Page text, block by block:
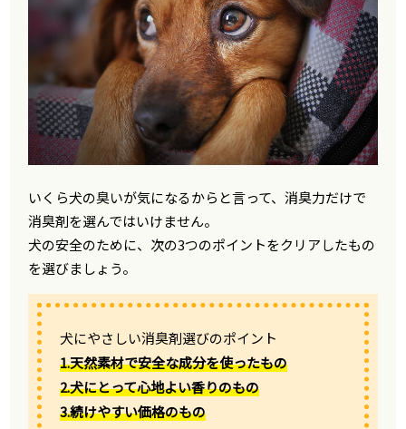
いくら犬の臭いが気になるからと言って、消臭力だけで
消臭剤を選んではいけません。
犬の安全のために、次の3つのポイントをクリアしたもの
を選びましょう。
犬にやさしい消臭剤選びのポイント
1.天然素材で安全な成分を使ったもの
2.犬にとって心地よい香りのもの
3.続けやすい価格のもの